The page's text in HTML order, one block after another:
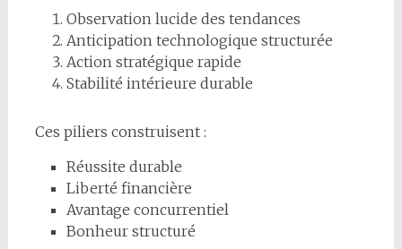
Observation lucide des tendances
Anticipation technologique structurée
Action stratégique rapide
Stabilité intérieure durable
Ces piliers construisent :
Réussite durable
Liberté financière
Avantage concurrentiel
Bonheur structuré